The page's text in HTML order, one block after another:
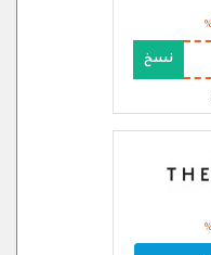
نسخ